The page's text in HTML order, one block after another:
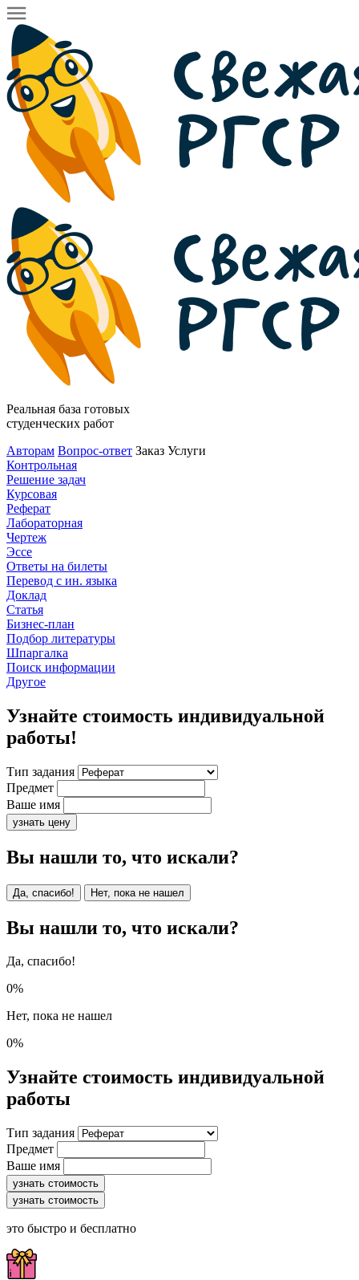
Реальная база готовых
студенческих работ
Авторам Вопрос-ответ Заказ Услуги
Контрольная
Решение задач
Курсовая
Реферат
Лабораторная
Чертеж
Эссе
Ответы на билеты
Перевод с ин. языка
Доклад
Статья
Бизнес-план
Подбор литературы
Шпаргалка
Поиск информации
Другое
Узнайте стоимость индивидуальной
работы!
Тип задания
Предмет
Ваше имя
узнать цену
Вы нашли то, что искали?
Да, спасибо! Нет, пока не нашел
Вы нашли то, что искали?
Да, спасибо!
0%
Нет, пока не нашел
0%
Узнайте стоимость индивидуальной
работы
Тип задания
Предмет
Ваше имя
узнать стоимость
узнать стоимость
это быстро и бесплатно